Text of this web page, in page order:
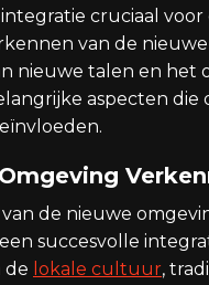
cruciaal voor
van de
nieuwe talen en het
aspecten die
de nieuwe
succesvolle
de lokale cultuur,